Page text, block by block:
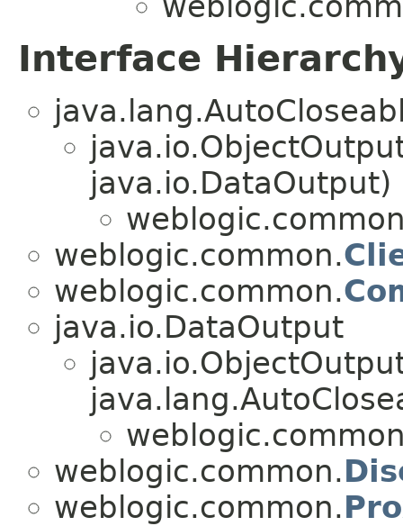
Interface
java.io.DataOutput)
weblogic.common.
weblogic.common.
java.io.DataOutput
weblogic.common.
weblogic.common.